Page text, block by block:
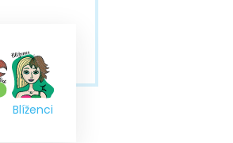
Blíženci